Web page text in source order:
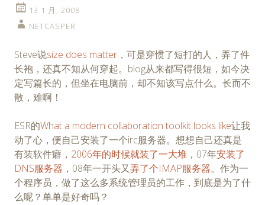
13 1 月, 2008
NETCASPER
Steve说size does matter ，可是穿惯了短打的人，弄了件
长袍，还真不知从何穿起。blog从来都写得很短，如今决
定写篇长的，但坐在电脑前，却不知该写点什么。长而不
散，难啊！
ESR的What a modern collaboration toolkit looks like让我
动了心，便自己安装了一个irc服务器。想想自己还真是
有装软件癖， 2006年的时候就装了一大堆 ，07年安装了
DNS服务器 ，08年一开头又弄了个IMAP服务器。作为一
个程序员，做了这么多系统管理员的工作，到底是为了什
么呢？单单是好奇吗？